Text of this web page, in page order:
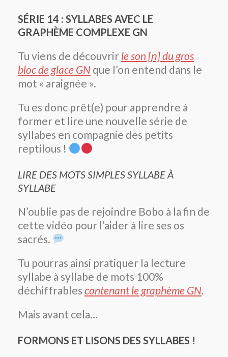
SÉRIE 14 : SYLLABES AVEC LE
GRAPHÈME COMPLEXE GN
Tu viens de découvrir le son [ɲ] du gros
bloc de glace GN que l’on entend dans le
mot « araignée ».
Tu es donc prêt(e) pour apprendre à
former et lire une nouvelle série de
syllabes en compagnie des petits
reptilous !
LIRE DES MOTS SIMPLES SYLLABE À
SYLLABE
N’oublie pas de rejoindre Bobo à la fin de
cette vidéo pour l’aider à lire ses os
sacrés.
Tu pourras ainsi pratiquer la lecture
syllabe à syllabe de mots 100%
déchiffrables contenant le graphème GN.
Mais avant cela…
FORMONS ET LISONS DES SYLLABES !